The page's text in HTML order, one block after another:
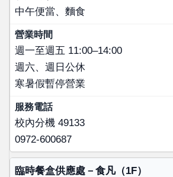
營業時間
服務電話
中午便當、麵食
週一至週五 11:00–14:00
週六、週日公休
寒暑假暫停營業
校內分機 49133
0972-600687
臨時餐盒供應處－食凡（1F）